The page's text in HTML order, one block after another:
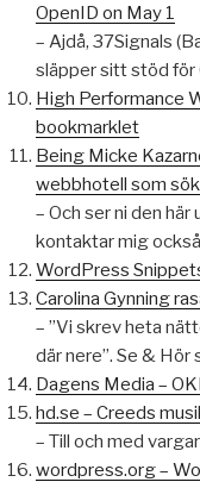
OpenID on May 1
– Ajdå, 37Signals
släpper sitt stöd för
High Performance
bookmarklet
Being Micke
webbhotell som
– Och ser ni den
kontaktar mig
WordPress
Carolina Gynning
– ”Vi skrev heta
där nere”. Se & Hör
Dagens Media –
hd.se – Creeds
– Till och med
wordpress.org –